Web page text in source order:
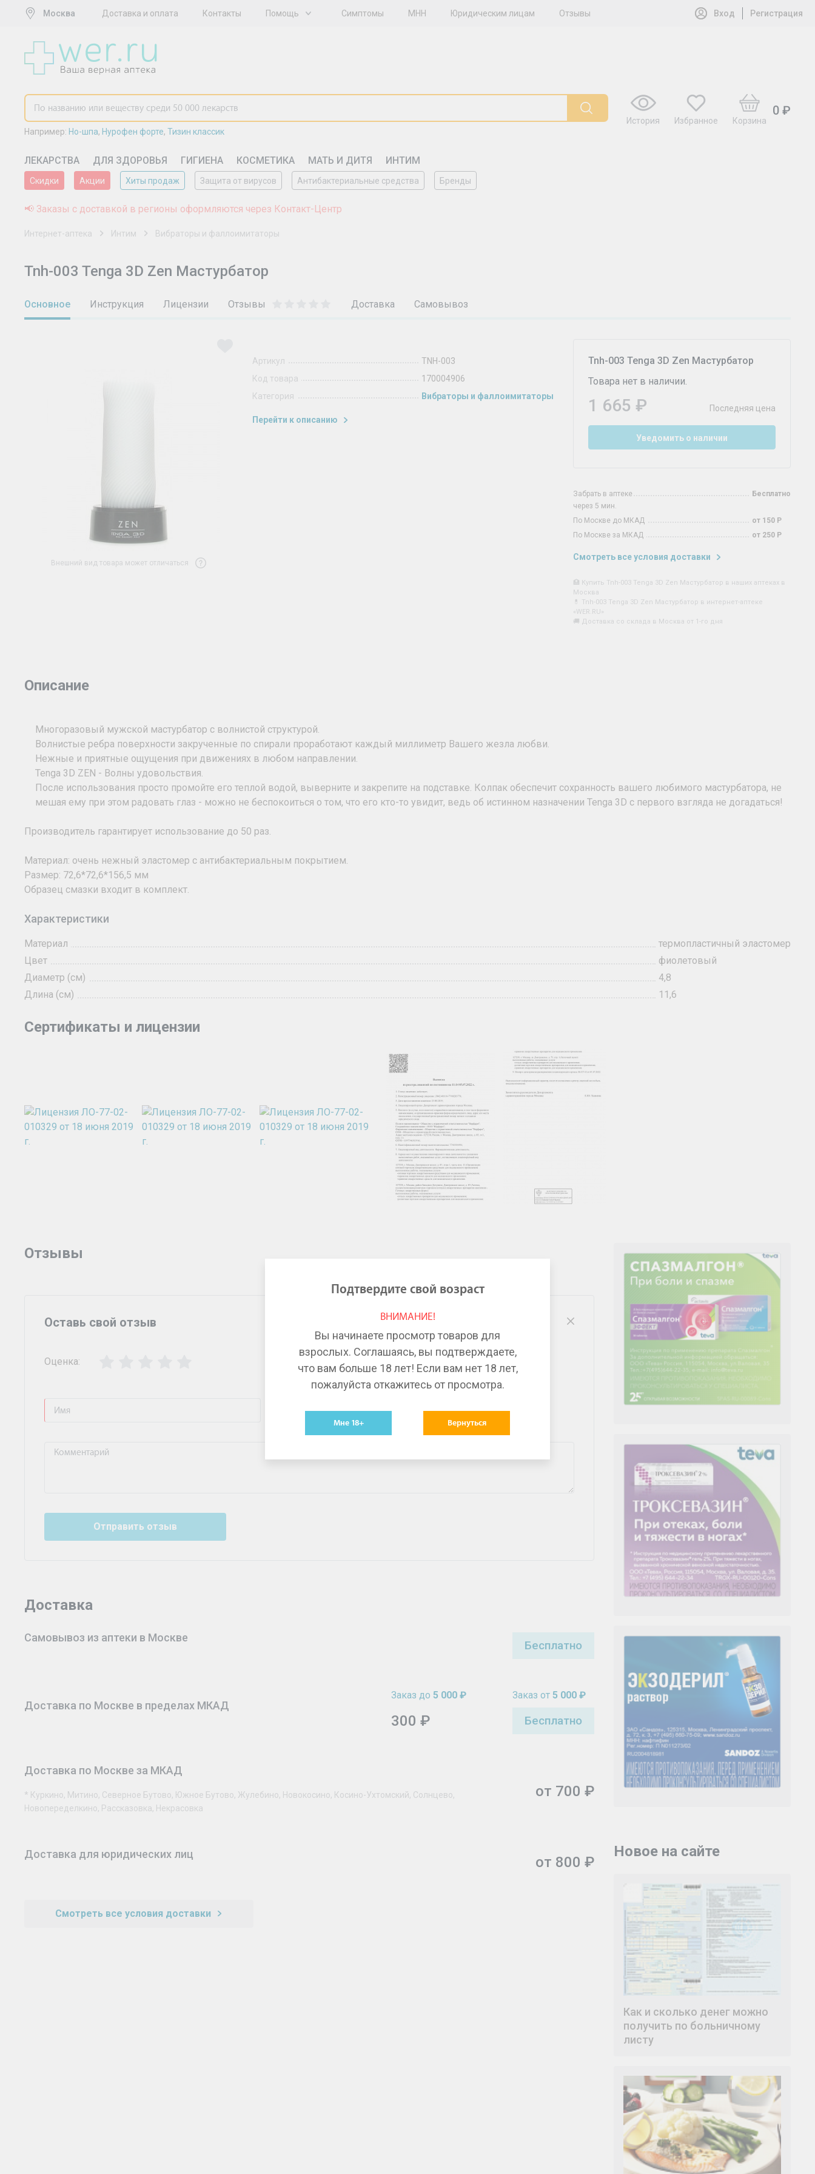
Москва Доставка и оплата Контакты Помощь Симптомы МНН Юридическим лицам Отзывы Вход Регистрация
История Избранное Корзина
0 ₽
Например: Но-шпа, Нурофен форте, Тизин классик
ЛЕКАРСТВА ДЛЯ ЗДОРОВЬЯ ГИГИЕНА КОСМЕТИКА МАТЬ И ДИТЯ ИНТИМ
Скидки Акции Хиты продаж Защита от вирусов Антибактериальные средства Бренды
📢 Заказы с доставкой в регионы оформляются через Контакт-Центр
Интернет-аптека Интим Вибраторы и фаллоимитаторы
Tnh-003 Tenga 3D Zen Мастурбатор
Основное Инструкция Лицензии Отзывы Доставка Самовывоз
Внешний вид товара может отличаться
Tnh-003 Tenga 3D Zen Мастурбатор
Товара нет в наличии.
1 665 ₽ Последняя цена
Уведомить о наличии
Забрать в аптеке
через 5 мин.
Бесплатно
По Москве до МКАД
от 150 Р
По Москве за МКАД
от 250 Р
Смотреть все условия доставки
🏥 Купить Tnh-003 Tenga 3D Zen Мастурбатор в наших аптеках в
Москва
💊 Tnh-003 Tenga 3D Zen Мастурбатор в интернет-аптеке
«WER.RU»
🚚 Доставка со склада в Москва от 1-го дня
Артикул
TNH-003
Код товара
170004906
Категория
Вибраторы и фаллоимитаторы
Перейти к описанию
Описание
Многоразовый мужской мастурбатор c волнистой структурой.
Волнистые ребра поверхности закрученные по спирали проработают каждый миллиметр Вашего жезла любви.
Нежные и приятные ощущения при движениях в любом направлении.
Tenga 3D ZEN - Волны удовольствия.
После использования просто промойте его теплой водой, выверните и закрепите на подставке. Колпак обеспечит сохранность вашего любимого мастурбатора, не
мешая ему при этом радовать глаз - можно не беспокоиться о том, что его кто-то увидит, ведь об истинном назначении Tenga 3D с первого взгляда не догадаться!
Производитель гарантирует использование до 50 раз.
Материал: очень нежный эластомер с антибактериальным покрытием.
Размер: 72,6*72,6*156,5 мм
Образец смазки входит в комплект.
Характеристики
Материал
термопластичный эластомер
Цвет
фиолетовый
Диаметр (см)
4,8
Длина (см)
11,6
Сертификаты и лицензии
Отзывы
Оставь свой отзыв
Оценка:
Отправить отзыв
Доставка
Самовывоз из аптеки в Москве
Бесплатно
Доставка по Москве в пределах МКАД
Заказ до 5 000 ₽
300 ₽
Заказ от 5 000 ₽
Бесплатно
Доставка по Москве за МКАД
* Куркино, Митино, Северное Бутово, Южное Бутово, Жулебино, Новокосино, Косино-Ухтомский, Солнцево,
Новопеределкино, Рассказовка, Некрасовка
от 700 ₽
Доставка для юридических лиц от 800 ₽
Смотреть все условия доставки
Новое на сайте
Как и сколько денег можно
получить по больничному
листу
Подтвердите свой возраст
ВНИМАНИЕ!
Вы начинаете просмотр товаров для
взрослых. Соглашаясь, вы подтверждаете,
что вам больше 18 лет! Если вам нет 18 лет,
пожалуйста откажитесь от просмотра.
Мне 18+ Вернуться